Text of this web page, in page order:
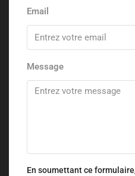
Email
Message
En soumettant ce